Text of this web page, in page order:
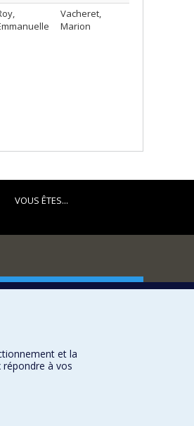
Vacheret,
Marion
VOUS ÊTES...
ARTS ET DES SCIENCES
et cours et la
à vos